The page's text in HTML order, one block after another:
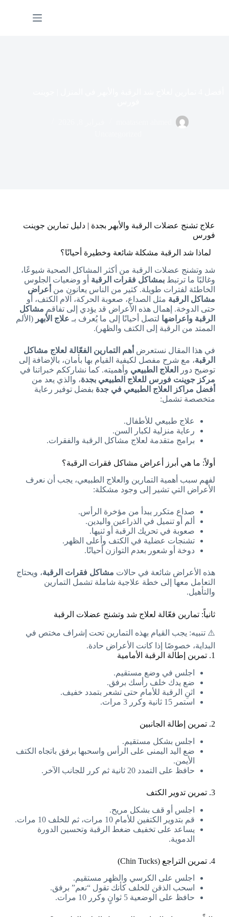
علاج تشنج عضلات الرقبة والأبهر بجدة | دليل تمارين جوينت
فورس
لماذا شد الرقبة مشكلة شائعة وخطيرة أحيانًا؟
شد وتشنج عضلات الرقبة من أكثر المشاكل الصحية شيوعًا،
وغالبًا ما ترتبط بمشاكل فقرات الرقبة أو وضعيات الجلوس
الخاطئة لفترات طويلة. كثير من الناس يعانون من أعراض
مشاكل الرقبة مثل الصداع، صعوبة الحركة، آلام الكتف، أو
حتى الدوخة. إهمال هذه الأعراض قد يؤدي إلى تفاقم مشاكل
الرقبة واعراضها لتصل أحيانًا إلى ما يُعرف بـ علاج الأبهر (الألم
الممتد من الرقبة إلى الكتف والظهر).
في هذا المقال نستعرض أهم التمارين الفعّالة لعلاج مشاكل
الرقبة، مع شرح مفصل لكيفية القيام بها بأمان، بالإضافة إلى
توضيح دور
العلاج الطبيعي وأهميته. كما نشارككم خبراتنا في
مركز جوينت فورس للعلاج الطبيعي بجدة، والذي يعد من
أفضل مراكز العلاج الطبيعي في جدة بفضل توفير رعاية
متخصصة تشمل:
علاج طبيعي للأطفال.
رعاية منزلية لكبار السن.
برامج متقدمة لعلاج مشاكل الرقبة والفقرات.
أولاً: ما هي أبرز أعراض مشاكل فقرات الرقبة؟
لفهم سبب أهمية التمارين والعلاج الطبيعي، يجب أن نعرف
الأعراض التي تشير إلى وجود مشكلة:
صداع متكرر يبدأ من مؤخرة الرأس.
ألم أو تنميل في الذراعين واليدين.
صعوبة في تحريك الرقبة أو ثنيها.
تشنجات عضلية في الكتف وأعلى الظهر.
دوخة أو شعور بعدم التوازن أحيانًا.
هذه الأعراض شائعة في حالات مشاكل فقرات الرقبة، ويحتاج
التعامل معها إلى خطة علاجية شاملة تشمل التمارين
والتأهيل.
ثانياً: تمارين فعّالة لعلاج شد وتشنج عضلات الرقبة
⚠️ تنبيه: يجب القيام بهذه التمارين تحت إشراف مختص في
البداية، خصوصًا إذا كانت الأعراض حادة.
1. تمرين إطالة الرقبة الأمامية
اجلس في وضع مستقيم.
ضع يدك خلف رأسك برفق.
اثنِ الرقبة للأمام حتى تشعر بتمدد خفيف.
استمر 15 ثانية وكرر 3 مرات.
2. تمرين إطالة الجانبين
اجلس بشكل مستقيم.
ضع اليد اليمنى على الرأس واسحبها برفق باتجاه الكتف
الأيمن.
حافظ على التمدد 20 ثانية ثم كرر للجانب الآخر.
3. تمرين تدوير الكتف
اجلس أو قف بشكل مريح.
قم بتدوير الكتفين للأمام 10 مرات، ثم للخلف 10 مرات.
يساعد على تخفيف ضغط الرقبة وتحسين الدورة
الدموية.
4. تمرين التراجع (Chin Tucks)
اجلس على الكرسي والظهر مستقيم.
اسحب الذقن للخلف كأنك تقول “نعم” برفق.
حافظ على الوضعية 5 ثوانٍ وكرر 10 مرات.